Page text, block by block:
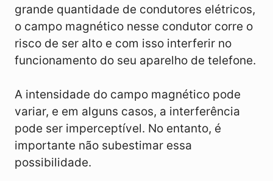
grande quantidade de condutores elétricos,
o campo magnético nesse condutor corre o
risco de ser alto e com isso interferir no
funcionamento do seu aparelho de telefone.
A intensidade do campo magnético pode
variar, e em alguns casos, a interferência
pode ser imperceptível. No entanto, é
importante não subestimar essa
possibilidade.